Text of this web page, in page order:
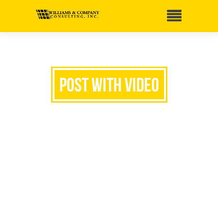
Post with Video